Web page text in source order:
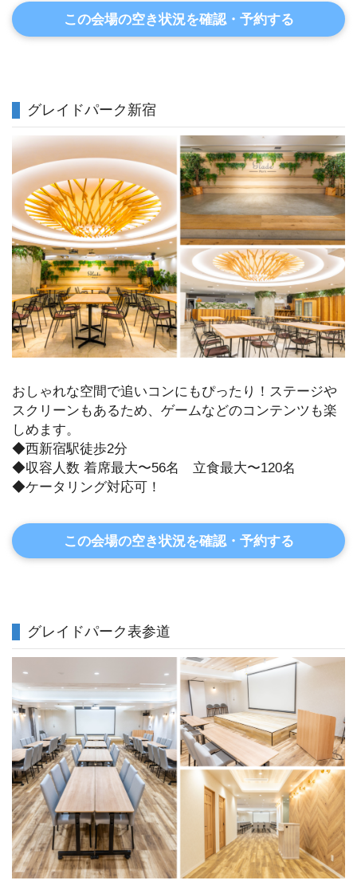
この会場の空き状況を確認・予約する
グレイドパーク新宿
おしゃれな空間で追いコンにもぴったり！ステージや
スクリーンもあるため、ゲームなどのコンテンツも楽
しめます。
◆西新宿駅徒歩2分
◆収容人数 着席最大〜56名 立食最大〜120名
◆ケータリング対応可！
この会場の空き状況を確認・予約する
グレイドパーク表参道